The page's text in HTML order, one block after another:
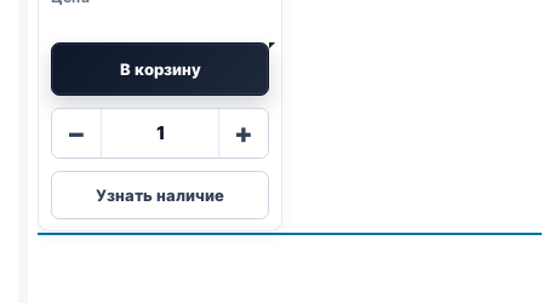
В корзину
−
Количество
Cliny
паста
(ВЫВЕДЕНИЕ
+
Узнать наличие